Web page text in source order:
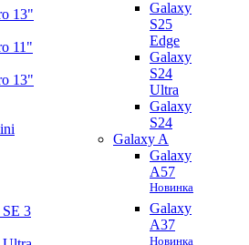
13"
11"
13"
3
Galaxy
S25
Edge
Galaxy
S24
Ultra
Galaxy
S24
Galaxy A
Galaxy
A57
Новинка
Galaxy
A37
Новинка